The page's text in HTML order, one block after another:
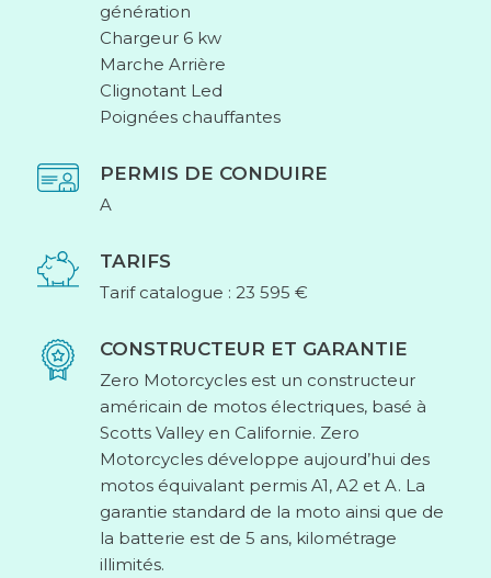
génération
Chargeur 6 kw
Marche Arrière
Clignotant Led
Poignées chauffantes
PERMIS DE CONDUIRE
A
TARIFS
Tarif catalogue : 23 595 €
CONSTRUCTEUR ET GARANTIE
Zero Motorcycles est un constructeur
américain de motos électriques, basé à
Scotts Valley en Californie. Zero
Motorcycles développe aujourd’hui des
motos équivalant permis A1, A2 et A. La
garantie standard de la moto ainsi que de
la batterie est de 5 ans, kilométrage
illimités.